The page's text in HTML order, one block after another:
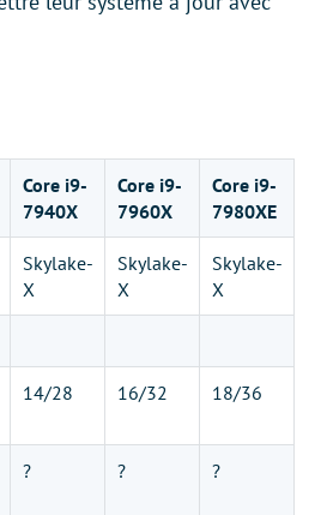
Core i9-
7940X
Core i9-
7960X
Core i9-
7980XE
Skylake-
X
Skylake-
X
Skylake-
X
14/28 16/32 18/36
? ? ?